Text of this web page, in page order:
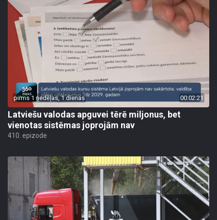
pirms 1 nedēļas, 1 dienas 00:02:21
Latviešu valodas apguvei tērē miljonus, bet
vienotas sistēmas joprojām nav
410. epizode